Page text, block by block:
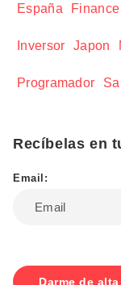
España Finance
Inversor Japon
Programador
Recíbelas en
Email: